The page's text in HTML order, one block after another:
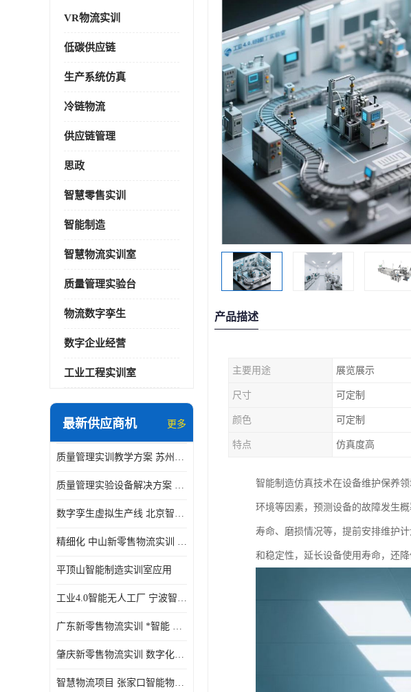
VR物流实训
低碳供应链
生产系统仿真
冷链物流
供应链管理
思政
智慧零售实训
智能制造
智慧物流实训室
质量管理实验台
物流数字孪生
数字企业经营
工业工程实训室
最新供应商机 更多
质量管理实训教学方案 苏州质量管理实训 _京创智业
质量管理实验设备解决方案 徐州质量管理实训 _京创智业
数字孪生虚拟生产线 北京智能制造仿真应用
精细化 中山新零售物流实训 数字化赋能
平顶山智能制造实训室应用
工业4.0智能无人工厂 宁波智能制造仿真项目
广东新零售物流实训 *智能 实战演练型
肇庆新零售物流实训 数字化赋能 创新实践
智慧物流项目 张家口智能物流装备
产品描述
主要用途 展览展示
尺寸 可定制
颜色 可定制
特点 仿真度高
智能制造仿真技术在设备维护保养
环境等因素，预测设备的故障发生
寿命、磨损情况等，提前安排维护
和稳定性，延长设备使用寿命，还